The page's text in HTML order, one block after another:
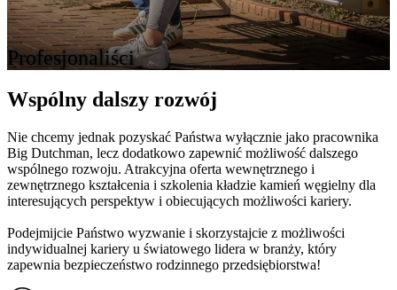
Profesjonaliści
Wspólny dalszy rozwój
Nie chcemy jednak pozyskać Państwa wyłącznie jako pracownika
Big Dutchman, lecz dodatkowo zapewnić możliwość dalszego
wspólnego rozwoju. Atrakcyjna oferta wewnętrznego i
zewnętrznego kształcenia i szkolenia kładzie kamień węgielny dla
interesujących perspektyw i obiecujących możliwości kariery.
Podejmijcie Państwo wyzwanie i skorzystajcie z możliwości
indywidualnej kariery u światowego lidera w branży, który
zapewnia bezpieczeństwo rodzinnego przedsiębiorstwa!